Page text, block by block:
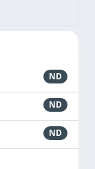
ND
ND
ND